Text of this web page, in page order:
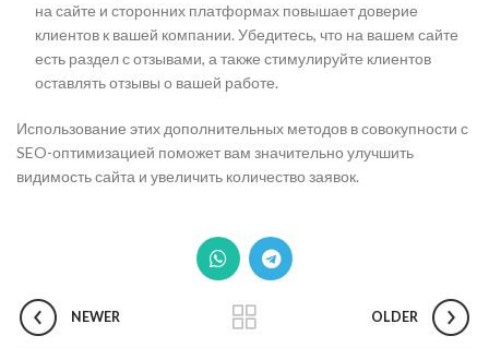
на сайте и сторонних платформах повышает доверие
клиентов к вашей компании. Убедитесь, что на вашем сайте
есть раздел с отзывами, а также стимулируйте клиентов
оставлять отзывы о вашей работе.
Использование этих дополнительных методов в совокупности с
SEO-оптимизацией поможет вам значительно улучшить
видимость сайта и увеличить количество заявок.
NEWER OLDER